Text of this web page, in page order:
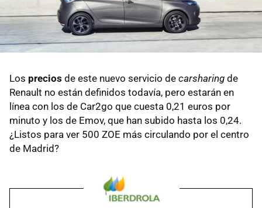
Los precios de este nuevo servicio de carsharing de
Renault no están definidos todavía, pero estarán en
línea con los de Car2go que cuesta 0,21 euros por
minuto y los de Emov, que han subido hasta los 0,24.
¿Listos para ver 500 ZOE más circulando por el centro
de Madrid?